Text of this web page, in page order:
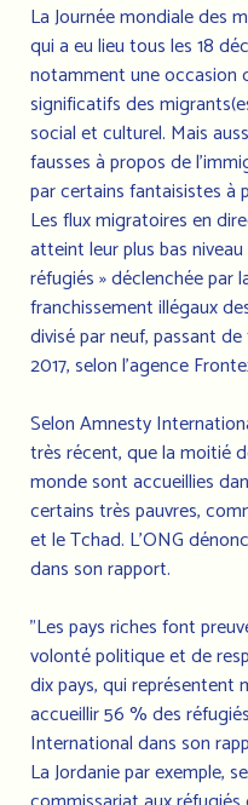
La Journée mondiale des
qui a eu lieu tous les 18
notamment une occasion
significatifs des
social et culturel. Mais
fausses à propos de
par certains fantaisistes à
Les flux migratoires en
atteint leur plus bas
réfugiés » déclenchée par
franchissement illégaux
divisé par neuf, passant
2017, selon l’agence
Selon Amnesty
très récent, que la moitié
monde sont accueillies
certains très pauvres,
et le Tchad. L'ONG
dans son rapport.
"Les pays riches font
volonté politique et de
dix pays, qui représentent
accueillir 56 % des
International dans son
La Jordanie par exemple,